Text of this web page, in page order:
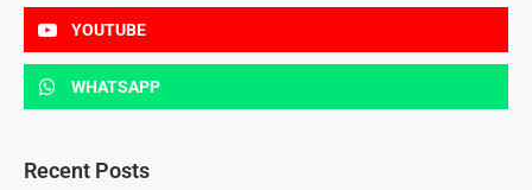
YOUTUBE
WHATSAPP
Recent Posts